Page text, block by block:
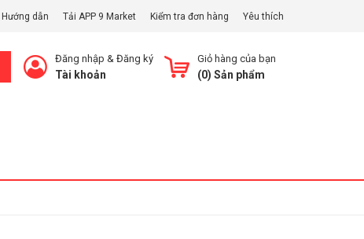
Hướng dẫn Tải APP 9 Market Kiểm tra đơn hàng Yêu thích
Giỏ hàng của bạn
(0) Sản phẩm
Đăng nhập & Đăng ký
Tài khoản